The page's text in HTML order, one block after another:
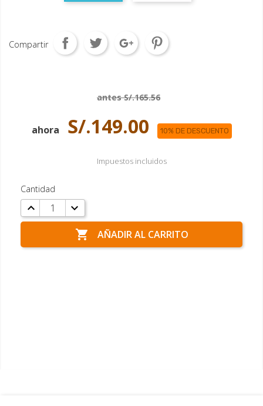
Compartir
antes S/.165.56
ahora S/.149.00 10% DE DESCUENTO
Impuestos incluidos
Cantidad
 AÑADIR AL CARRITO